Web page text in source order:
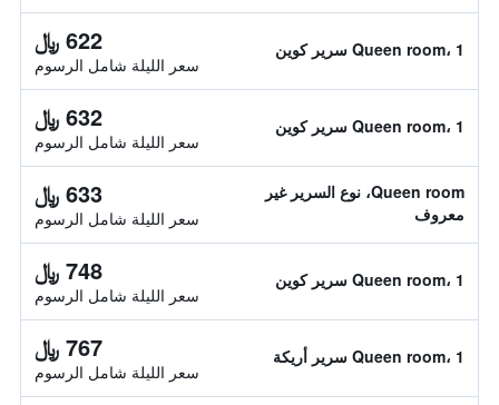
Queen room، 1 سرير كوين 622 ﷼
سعر الليلة شامل الرسوم
Queen room، 1 سرير كوين 632 ﷼
سعر الليلة شامل الرسوم
Queen room، نوع السرير غير
معروف
633 ﷼
سعر الليلة شامل الرسوم
Queen room، 1 سرير كوين 748 ﷼
سعر الليلة شامل الرسوم
Queen room، 1 سرير أريكة 767 ﷼
سعر الليلة شامل الرسوم